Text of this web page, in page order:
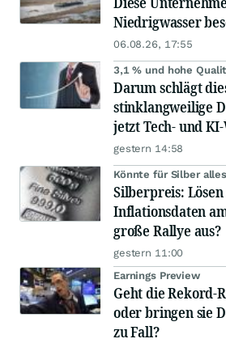
Niedrigwasser
06.08.26, 17:55
3,1 % und hohe
Darum schlägt
stinklangweilige
jetzt Tech- und
gestern 14:58
Könnte für Silber
Silberpreis: Lösen
Inflationsdaten
große Rallye aus?
gestern 11:00
Earnings Preview
Geht die Rekord-
oder bringen sie
zu Fall?